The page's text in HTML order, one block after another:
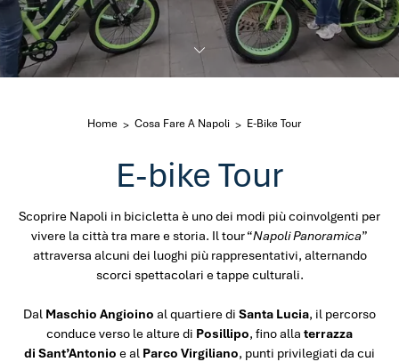
Home Cosa Fare A Napoli E-Bike Tour
E-bike Tour
Scoprire Napoli in bicicletta è uno dei modi più coinvolgenti per
vivere la città tra mare e storia. Il tour “Napoli Panoramica”
attraversa alcuni dei luoghi più rappresentativi, alternando
scorci spettacolari e tappe culturali.
Dal Maschio Angioino al quartiere di Santa Lucia, il percorso
conduce verso le alture di Posillipo, fino alla terrazza
di Sant’Antonio e al Parco Virgiliano, punti privilegiati da cui